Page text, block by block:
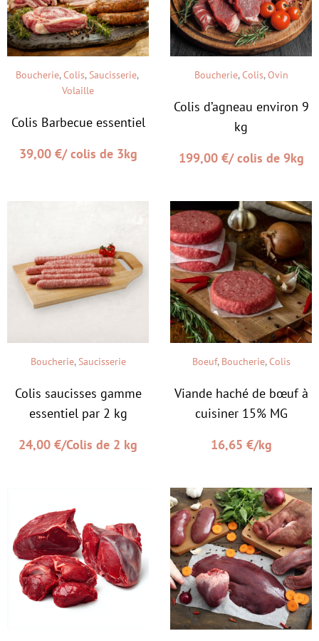
Boucherie,Colis, Saucisserie,
Volaille
Colis Barbecue essentiel
39,00 €/ colis de 3kg
Boucherie,Colis,Ovin
Colis d’agneau environ 9
kg
199,00 €/ colis de 9kg
Boucherie, Saucisserie
Colis saucisses gamme
essentiel par 2 kg
24,00 €/Colis de 2 kg
Boeuf, Boucherie,Colis
Viande haché de bœuf à
cuisiner 15% MG
16,65 €/kg